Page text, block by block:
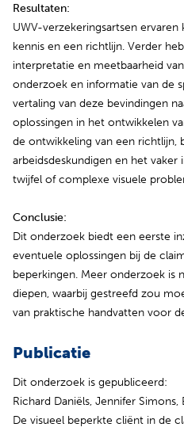
Resultaten:
UWV-verzekeringsartsen
kennis en een richtlijn. Verder
interpretatie en meetbaarheid
onderzoek en informatie van de
vertaling van deze bevindingen
oplossingen in het ontwikkelen
de ontwikkeling van een richtlijn,
arbeidsdeskundigen en het vaker
twijfel of complexe visuele
Conclusie:
Dit onderzoek biedt een eerste
eventuele oplossingen bij de
beperkingen. Meer onderzoek is
diepen, waarbij gestreefd zou
van praktische handvatten voor
Publicatie
Dit onderzoek is gepubliceerd:
Richard Daniëls, Jennifer
De visueel beperkte cliënt in de